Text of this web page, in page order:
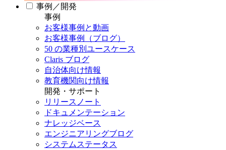
事例／開発
事例
お客様事例と動画
お客様事例（ブログ）
50 の業種別ユースケース
Claris ブログ
自治体向け情報
教育機関向け情報
開発・サポート
リリースノート
ドキュメンテーション
ナレッジベース
エンジニアリングブログ
システムステータス